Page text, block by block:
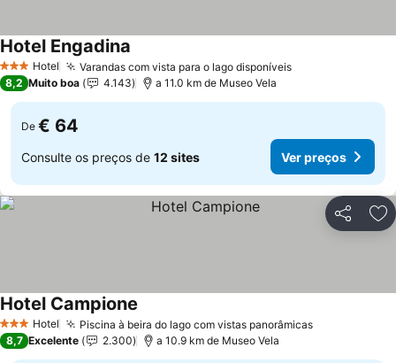
3 EstrelasHotel Varandas com vista para o lago disponíveisVer preços
Hotel Engadina
8,2 Muito boa 4.143 a 11.0 km de Museo Vela
De € 64
Consulte os preços de 12 sites Ver preços
Partilhar
3 EstrelasHotel Piscina à beira do lago com vistas panorâmicasVer preços
Hotel Campione
8,7 Excelente 2.300 a 10.9 km de Museo Vela